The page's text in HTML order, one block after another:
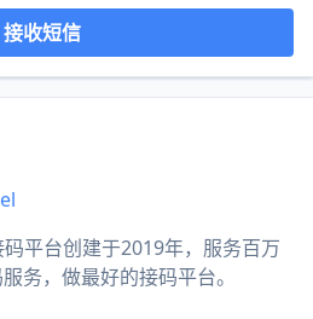
接收短信
平台创建于2019年，服务百万
务，做最好的接码平台。